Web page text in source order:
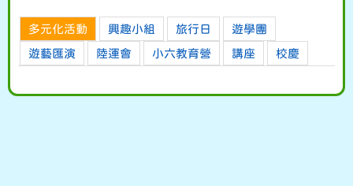
多元化活動 興趣小組 旅行日 遊學團
遊藝匯演 陸運會 小六教育營 講座 校慶